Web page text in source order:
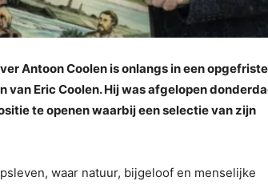
Antoon Coolen is onlangs in een opgefriste
Eric Coolen. Hij was afgelopen
te openen waarbij een selectie van zijn
waar natuur, bijgeloof en menselijke